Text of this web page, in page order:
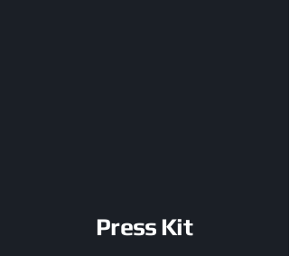
Press Kit